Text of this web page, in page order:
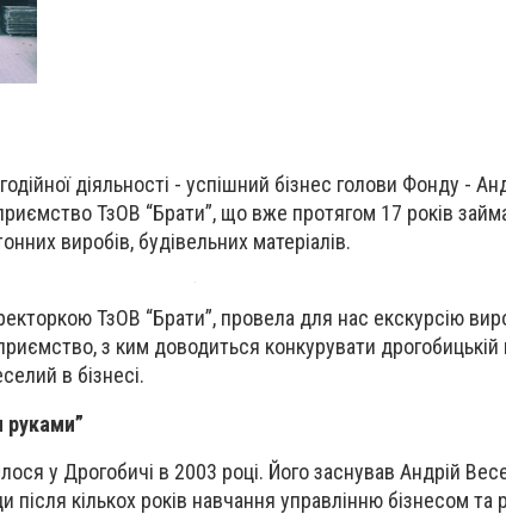
діяльності - успішний бізнес голови Фонду -
ТзОВ “Брати”, що вже протягом 17 років
виробів, будівельних матеріалів.
ТзОВ “Брати”, провела для нас екскурсію
з ким доводиться конкурувати дрогобицькій
в бізнесі.
руками”
у Дрогобичі в 2003 році. Його заснував Андрій
кількох років навчання управлінню бізнесом та